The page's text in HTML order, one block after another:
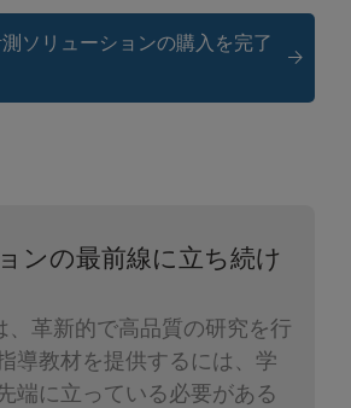
ソリューションの購入を完了
ンの最前線に立ち続け
、革新的で高品質の研究を行
導教材を提供するには、学
端に立っている必要がある